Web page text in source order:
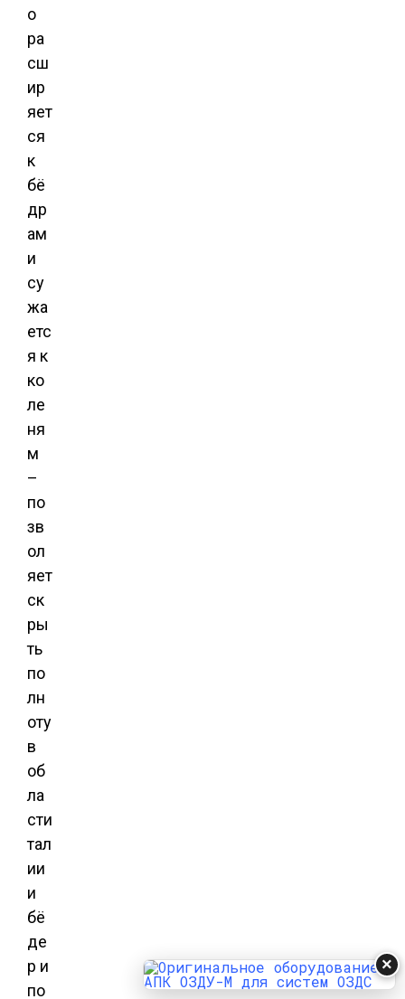
о
ра
сш
ир
яет
ся
к
бё
др
ам
и
су
жа
етс
я к
ко
ле
ня
м
–
по
зв
ол
яет
ск
ры
ть
по
лн
оту
в
об
ла
сти
тал
ии
и
бё
де
р и
по
×